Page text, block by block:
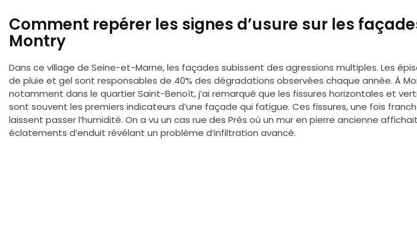
Comment repérer les signes d’usure sur les
Montry
Dans ce village de Seine-et-Marne, les façades subissent des agressions multiples. Les
de pluie et gel sont responsables de 40% des dégradations observées chaque année. À
notamment dans le quartier Saint-Benoît, j’ai remarqué que les fissures horizontales et
sont souvent les premiers indicateurs d’une façade qui fatigue. Ces fissures, une fois
laissent passer l’humidité. On a vu un cas rue des Prés où un mur en pierre ancienne
éclatements d’enduit révélant un problème d’infiltration avancé.